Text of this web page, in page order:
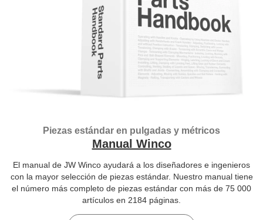
Piezas estándar en pulgadas y métricos
Manual Winco
El manual de JW Winco ayudará a los diseñadores e ingenieros
con la mayor selección de piezas estándar. Nuestro manual tiene
el número más completo de piezas estándar con más de 75 000
artículos en 2184 páginas.